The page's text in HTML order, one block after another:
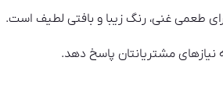
نیازهای مشتریانتان پاسخ دهد.